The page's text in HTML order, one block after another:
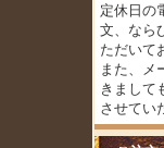
定休日の
文、なら
ただいて
また、メ
きまして
させてい